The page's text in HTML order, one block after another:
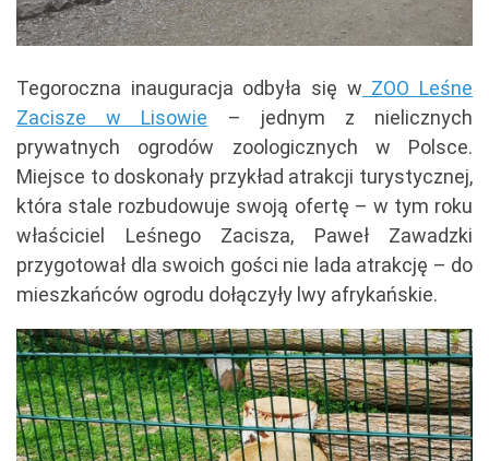
Tegoroczna inauguracja odbyła się w ZOO Leśne
Zacisze w Lisowie – jednym z nielicznych
prywatnych ogrodów zoologicznych w Polsce.
Miejsce to doskonały przykład atrakcji turystycznej,
która stale rozbudowuje swoją ofertę – w tym roku
właściciel Leśnego Zacisza, Paweł Zawadzki
przygotował dla swoich gości nie lada atrakcję – do
mieszkańców ogrodu dołączyły lwy afrykańskie.